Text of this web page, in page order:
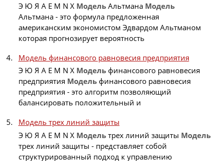
Э Ю Я A E M N X МодельАльтмана Модель
Альтмана - это формула предложенная
американским экономистом Эдвардом Альтманом
которая прогнозирует вероятность
Модель финансового равновесия предприятия
Э Ю Я A E M N X Модельфинансового равновесия
предприятия Модельфинансового равновесия
предприятия - это алгоритм позволяющий
балансировать положительный и
Модель трех линий защиты
Э Ю Я A E M N X Модельтрех линий защиты Модель
трех линий защиты - представляет собой
структурированный подход к управлению